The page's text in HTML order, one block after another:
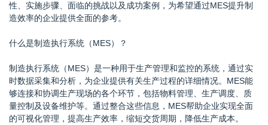
性、实施步骤、面临的挑战以及成功案例，为希望通过MES提升制
造效率的企业提供全面的参考。
什么是制造执行系统（MES）？
制造执行系统（MES）是一种用于生产管理和监控的系统，通过实
时数据采集和分析，为企业提供有关生产过程的详细情况。MES能
够连接和协调生产现场的各个环节，包括物料管理、生产调度、质
量控制及设备维护等。通过整合这些信息，MES帮助企业实现全面
的可视化管理，提高生产效率，缩短交货周期，降低生产成本。